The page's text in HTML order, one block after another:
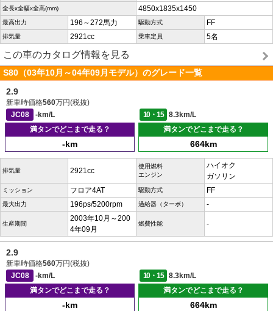
全長x全幅x全高(mm) 4850x1835x1450
最高出力 196～272馬力 駆動方式 FF
排気量 2921cc 乗車定員 5名
この車のカタログ情報を見る
S80（03年10月～04年09月モデル）のグレード一覧
2.9
新車時価格560万円(税抜)
JC08
-km/L 10・15
8.3km/L
満タンでどこまで走る？
-km
満タンでどこまで走る？
664km
排気量 2921cc
使用燃料
エンジン
ハイオク
ガソリン
ミッション フロア4AT 駆動方式 FF
最大出力 196ps/5200rpm 過給器（ターボ） -
生産期間
2003年10月～200
4年09月
燃費性能 -
2.9
新車時価格560万円(税抜)
JC08
-km/L 10・15
8.3km/L
満タンでどこまで走る？
-km
満タンでどこまで走る？
664km